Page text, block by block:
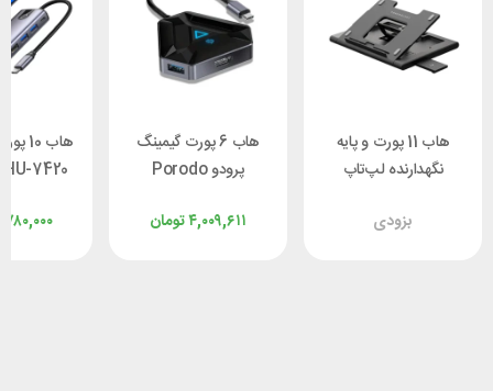
هاب 11 پورت و پایه
نگهدارنده لپ‌تاپ
Powerology
بزودی
هاب 6 پورت گیمینگ
پرودو Porodo
تومان۴,۰۰۹,۶۱۱
هاب
7420